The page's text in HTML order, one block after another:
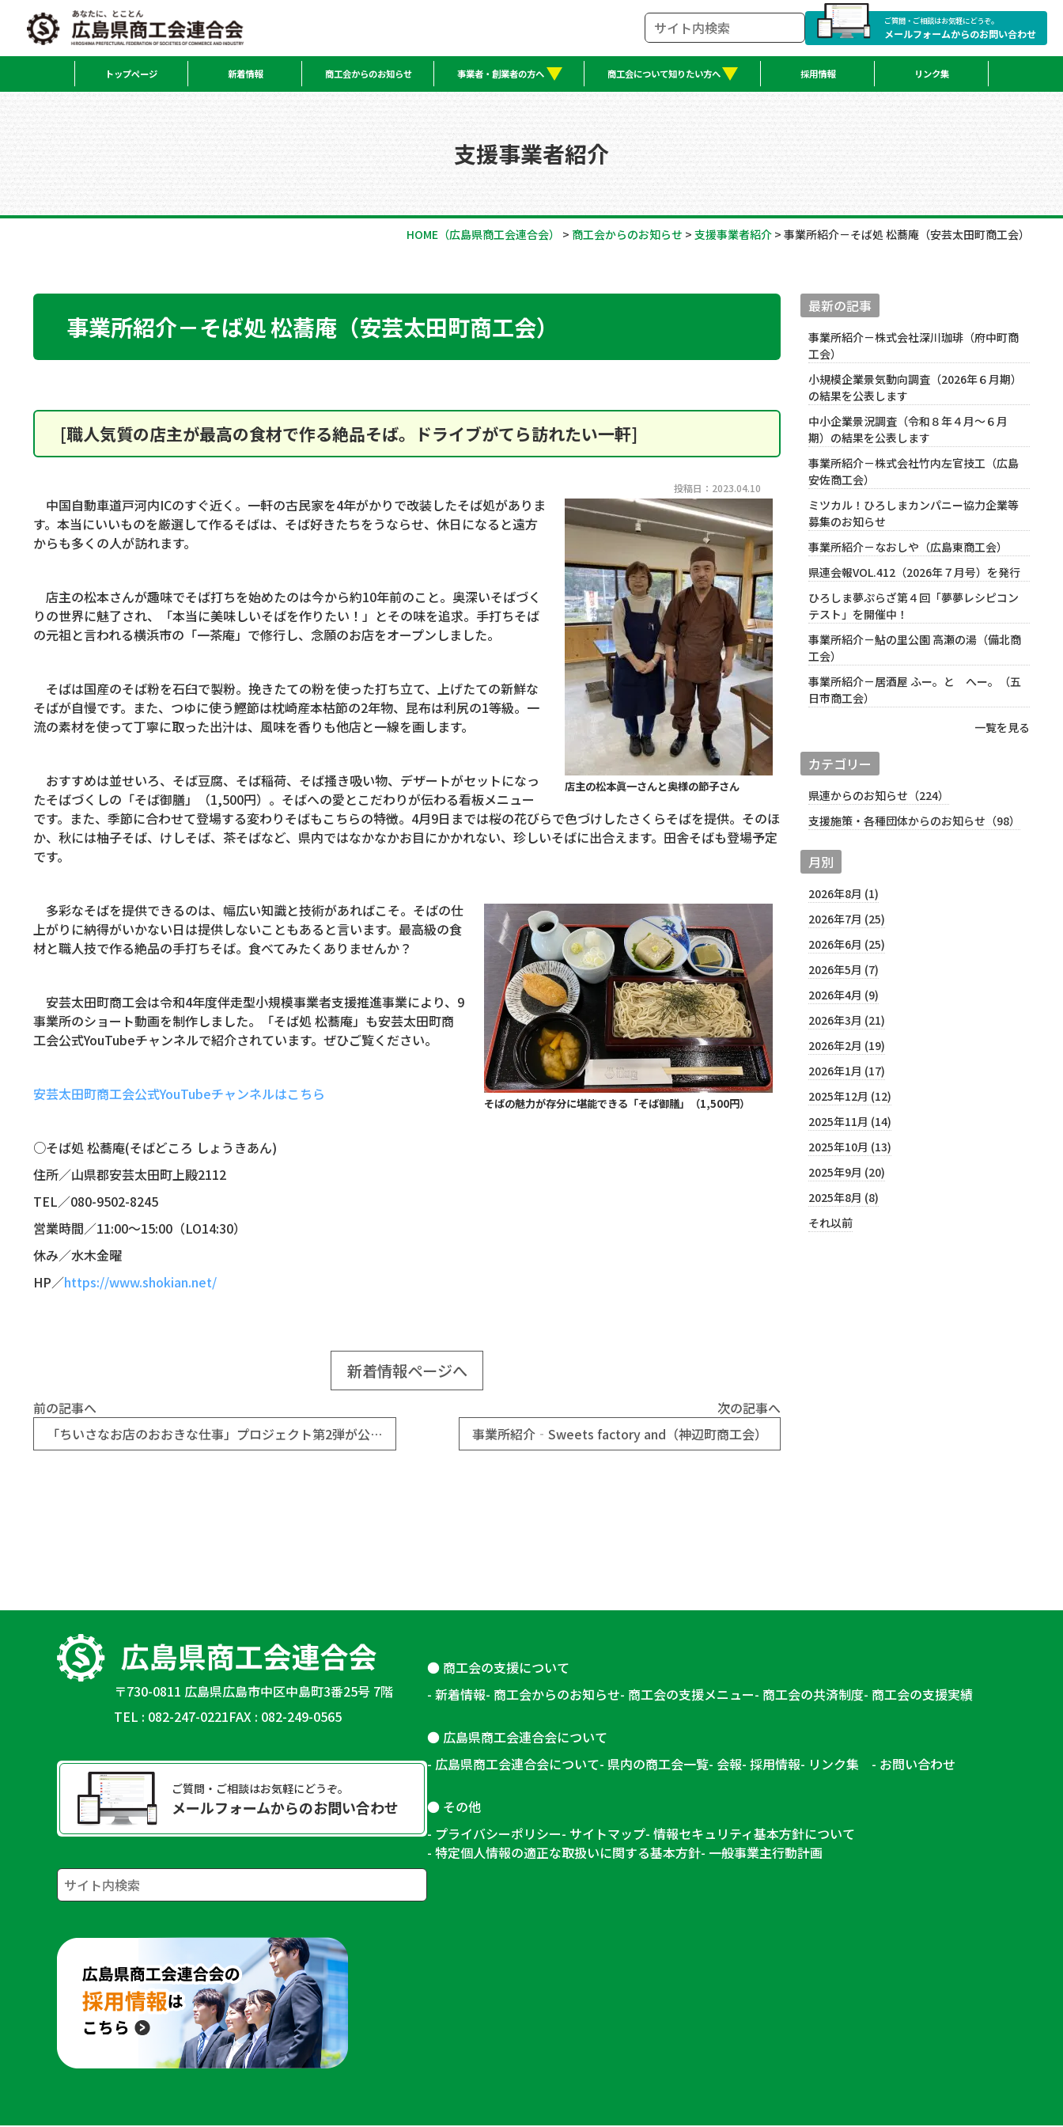
ご質問・ご相談はお気軽にどうぞ。
メールフォームからのお問い合わせ
トップページ 新着情報 商工会からのお知らせ 事業者・創業者の方へ 商工会について知りたい方へ 採用情報 リンク集
支援事業者紹介
HOME （広島県商工会連合会） > 商工会からのお知らせ > 支援事業者紹介 > 事業所紹介－そば処 松蕎庵（安芸太田町商工会）
事業所紹介－そば処 松蕎庵（安芸太田町商工会）
[職人気質の店主が最高の食材で作る絶品そば。ドライブがてら訪れたい一軒]
投稿日：2023.04.10
店主の松本眞一さんと奥様の節子さん
中国自動車道戸河内ICのすぐ近く。一軒の古民家を4年がかりで改装したそば処がありま
す。本当にいいものを厳選して作るそばは、そば好きたちをうならせ、休日になると遠方
からも多くの人が訪れます。
店主の松本さんが趣味でそば打ちを始めたのは今から約10年前のこと。奥深いそばづく
りの世界に魅了され、「本当に美味しいそばを作りたい！」とその味を追求。手打ちそば
の元祖と言われる横浜市の「一茶庵」で修行し、念願のお店をオープンしました。
そばは国産のそば粉を石臼で製粉。挽きたての粉を使った打ち立て、上げたての新鮮な
そばが自慢です。また、つゆに使う鰹節は枕崎産本枯節の2年物、昆布は利尻の1等級。一
流の素材を使って丁寧に取った出汁は、風味を香りも他店と一線を画します。
おすすめは並せいろ、そば豆腐、そば稲荷、そば搔き吸い物、デザートがセットになっ
たそばづくしの「そば御膳」（1,500円）。そばへの愛とこだわりが伝わる看板メニュー
です。また、季節に合わせて登場する変わりそばもこちらの特徴。 4月9日までは桜の花びらで色づけしたさくらそばを提供。そのほ
か、秋には柚子そば、けしそば、茶そばなど、県内ではなかなかお目にかかれない、珍しいそばに出合えます。田舎そばも登場予定
です。
そばの魅力が存分に堪能できる「そば御膳」（1,500円）
多彩なそばを提供できるのは、幅広い知識と技術があればこそ。そばの仕
上がりに納得がいかない日は提供しないこともあると言います。最高級の食
材と職人技で作る絶品の手打ちそば。食べてみたくありませんか？
安芸太田町商工会は令和4年度伴走型小規模事業者支援推進事業により、 9
事業所のショート動画を制作しました。「そば処 松蕎庵」も安芸太田町商
工会公式YouTubeチャンネルで紹介されています。ぜひご覧ください。
安芸太田町商工会公式YouTubeチャンネルはこちら
○そば処 松蕎庵(そばどころ しょうきあん)
住所／山県郡安芸太田町上殿2112
TEL／080-9502-8245
営業時間／11:00～15:00 （LO14:30）
休み／水木金曜
HP／https://www.shokian.net/
新着情報ページへ
前の記事へ
「ちいさなお店のおおきな仕事」プロジェクト第2弾が公開！（江田島市商工会）
次の記事へ
事業所紹介‐Sweets factory and（神辺町商工会）
最新の記事
事業所紹介－株式会社深川珈琲（府中町商
工会）
小規模企業景気動向調査（2026年６月期）
の結果を公表します
中小企業景況調査（令和８年４月～６月
期）の結果を公表します
事業所紹介－株式会社竹内左官技工（広島
安佐商工会）
ミツカル！ひろしまカンパニー協力企業等
募集のお知らせ
事業所紹介－なおしや（広島東商工会）
県連会報VOL.412（2026年７月号）を発行
ひろしま夢ぷらざ第４回「夢夢レシピコン
テスト」を開催中！
事業所紹介－鮎の里公園 高瀬の湯（備北商
工会）
事業所紹介－居酒屋 ふー。と へー。（五
日市商工会）
一覧を見る
カテゴリー
県連からのお知らせ（224）
支援施策・各種団体からのお知らせ（98）
月別
2026年8月 (1)
2026年7月 (25)
2026年6月 (25)
2026年5月 (7)
2026年4月 (9)
2026年3月 (21)
2026年2月 (19)
2026年1月 (17)
2025年12月 (12)
2025年11月 (14)
2025年10月 (13)
2025年9月 (20)
2025年8月 (8)
それ以前
〒730-0811 広島県広島市中区中島町3番25号 7階
TEL : 082-247-0221FAX : 082-249-0565
ご質問・ご相談はお気軽にどうぞ。
メールフォームからのお問い合わせ
商工会の支援について
新着情報 商工会からのお知らせ 商工会の支援メニュー 商工会の共済制度 商工会の支援実績
広島県商工会連合会について
広島県商工会連合会について 県内の商工会一覧 会報 採用情報 リンク集 お問い合わせ
その他
プライバシーポリシー サイトマップ 情報セキュリティ基本方針について
特定個人情報の適正な取扱いに関する基本方針 一般事業主行動計画